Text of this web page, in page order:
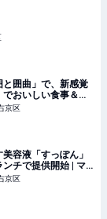
と囲曲」で、新感覚
おいしい食事＆ス
京区
容液「すっぽん」
チで提供開始 | マ
京区